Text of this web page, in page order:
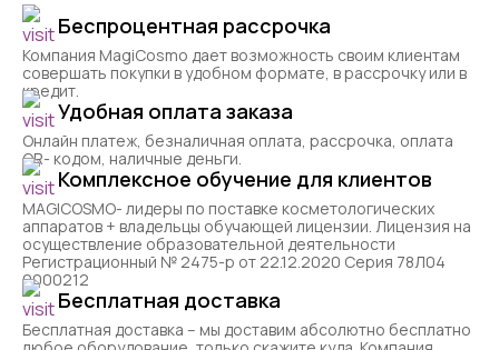
Беспроцентная рассрочка
Компания MagiCosmo дает возможность своим клиентам
совершать покупки в удобном формате, в рассрочку или в
кредит.
Удобная оплата заказа
Онлайн платеж, безналичная оплата, рассрочка, оплата
QR- кодом, наличные деньги.
Комплексное обучение для клиентов
MAGICOSMO- лидеры по поставке косметологических
аппаратов + владельцы обучающей лицензии. Лицензия на
осуществление образовательной деятельности
Регистрационный № 2475-р от 22.12.2020 Серия 78Л04
0000212
Бесплатная доставка
Бесплатная доставка – мы доставим абсолютно бесплатно